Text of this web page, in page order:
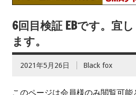
6回目検証 EBです。宜
ます。
2021年5月26日 Black fox
このページは会員様のみ閲覧可能